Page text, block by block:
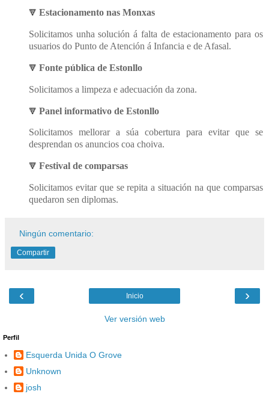
🔻 Estacionamento nas Monxas
Solicitamos unha solución á falta de estacionamento para os
usuarios do Punto de Atención á Infancia e de Afasal.
🔻 Fonte pública de Estonllo
Solicitamos a limpeza e adecuación da zona.
🔻 Panel informativo de Estonllo
Solicitamos mellorar a súa cobertura para evitar que se
desprendan os anuncios coa choiva.
🔻 Festival de comparsas
Solicitamos evitar que se repita a situación na que comparsas
quedaron sen diplomas.
Ningún comentario:
Compartir
‹ ›
Inicio
Ver versión web
Perfil
Esquerda Unida O Grove
Unknown
josh